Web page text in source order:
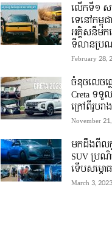
លើកទី១ សម្
ទេនៅកម្ពុ
អគ្គិសនីមក
ទីលានប្រ
February 28,
ចំនុចលេចធ្
Creta ទទួល
ក្រៅពីរូបរ
November
មកដឹងពីល
SUV ប្រណិ
ទើបសម្ភោ
March 3, 2023